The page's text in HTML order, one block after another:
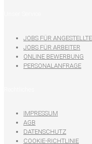
JOBS FÜR ANGESTELLTE
JOBS FÜR ARBEITER
ONLINE BEWERBUNG
PERSONALANFRAGE
IMPRESSUM
AGB
DATENSCHUTZ
COOKIE-RICHTLINIE